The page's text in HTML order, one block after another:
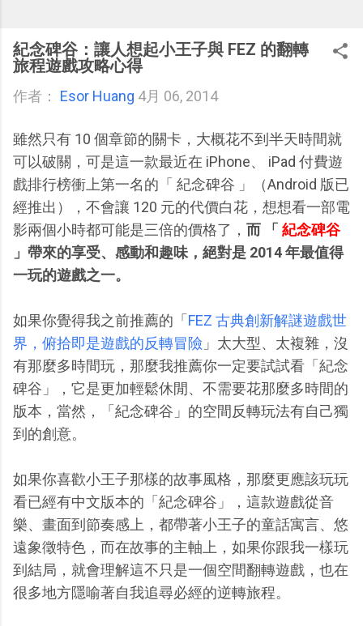
紀念碑谷：讓人想起小王子與 FEZ 的翻轉
旅程遊戲攻略心得
作者： Esor Huang 4月 06, 2014
雖然只有 10 個章節的關卡，大概花不到半天時間就
可以破關，可是這一款最近在 iPhone、 iPad 付費遊
戲排行榜衝上第一名的「 紀念碑谷 」（Android 版已
經推出），不會讓 120 元的代價白花，想想看一部電
影兩個小時都可能是三倍的價格了， 而 「 紀念碑谷
」帶來的享受、感動和趣味，絕對是 2014 年最值得
一玩的遊戲之一。
如果你覺得我之前推薦的「 FEZ 古典創新解謎遊戲世
界，俯拾即是遊戲的反轉冒險 」太大型、太複雜，沒
有那麼多時間玩，那麼我推薦你一定要試試看「紀念
碑谷」，它是更加輕鬆休閒、不需要花那麼多時間的
版本，當然，「紀念碑谷」的空間反轉玩法有自己獨
到的創意。
如果你喜歡小王子那樣的故事風格，那麼更應該玩玩
看已經有中文版本的「紀念碑谷」，這款遊戲從音
樂、畫面到節奏感上，都帶著小王子的童話寓言、悠
遠象徵特色，而在故事的主軸上，如果你跟我一樣玩
到結局，就會理解這不只是一個空間翻轉遊戲，也在
很多地方隱喻著自我追尋必經的逆轉旅程。